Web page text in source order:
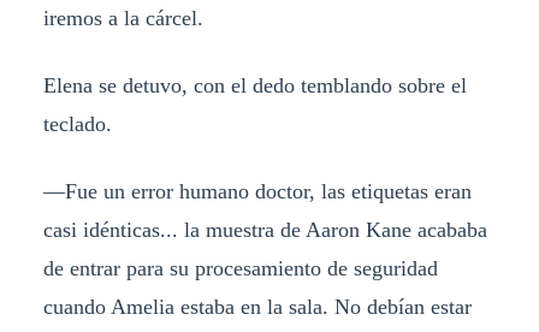
iremos a la cárcel.
Elena se detuvo, con el dedo temblando sobre el
teclado.
—Fue un error humano doctor, las etiquetas eran
casi idénticas... la muestra de Aaron Kane acababa
de entrar para su procesamiento de seguridad
cuando Amelia estaba en la sala. No debían estar